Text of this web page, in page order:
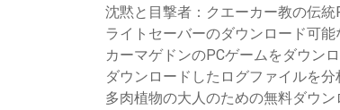
沈黙と目撃者：クエーカー教の伝統
ライトセーバーのダウンロード可
カーマゲドンのPCゲームをダウン
ダウンロードしたログファイルを分
多肉植物の大人のための無料ダウ